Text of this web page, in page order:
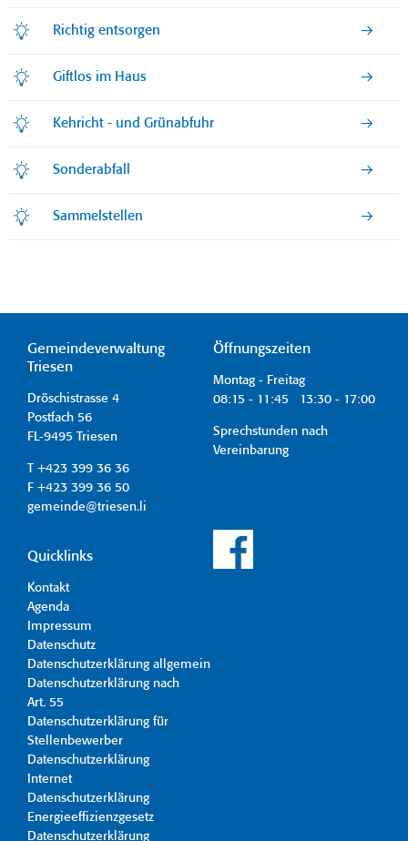
Richtig entsorgen
Giftlos im Haus
Kehricht - und Grünabfuhr
Sonderabfall
Sammelstellen
Gemeindeverwaltung
Triesen
Dröschistrasse 4
Postfach 56
FL-9495 Triesen
T +423 399 36 36
F +423 399 36 50
gemeinde@triesen.li
Öffnungszeiten
Montag - Freitag
08:15 - 11:45 13:30 - 17:00
Sprechstunden nach
Vereinbarung
Quicklinks
Kontakt
Agenda
Impressum
Datenschutz
Datenschutzerklärung allgemein
Datenschutzerklärung nach
Art. 55
Datenschutzerklärung für
Stellenbewerber
Datenschutzerklärung
Internet
Datenschutzerklärung
Energieeffizienzgesetz
Datenschutzerklärung